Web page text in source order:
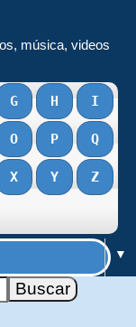
música, videos
G H I
O P Q
X Y Z
▼